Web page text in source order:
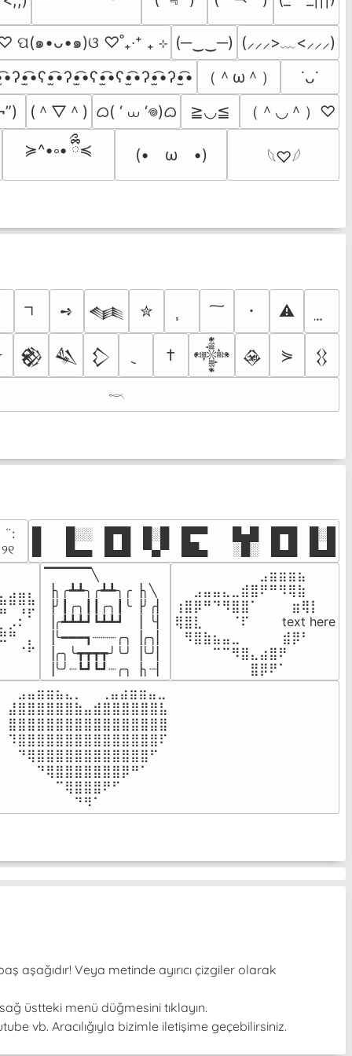
♡ ପ(๑•ᴗ•๑)ଓ ♡˚₊‧⁺ ₊ ⊹ (─‿‿─) (⸝⸝⸝>﹏<⸝⸝⸝)
（＾ω＾）
˙ᴗ˙
(＾▽＾) ᜊ( ‘ ⩊ ‘𖦹)ᜊ ≧◡≦ （＾◡＾）♡
≽^•༚• ྀིྀ≼ (•　ω　•) 𓆩♡𓆪
➺ 𒈝 ✮ ･ ⚠
𒆙 𒈑 𒁷 † 𒀱 𒊲 ⋟ 𒌐
𓎖
¨:⠀
█  █░░ █▀█ █░█ █▀▀  █▄█ █▀█ █░█
█  █▄▄ █▄█ ▀▄▀ ██▄  ░█░ █▄█ █▄█
▔▔▔▔▔╲
▕╮╭┻┻╮╭┻┻╮╭▕╮╲
▕╯┃╭╮┃┃╭╮┃╰▕╯╭▏
▕╭┻┻┻┛┗┻┻┛  ▕  ╰▏
▕╰━━━┓┈┈┈╭╮▕╭╮▏
▕╭╮╰┳┳┳┳╯╰╯▕╰╯▏
▕╰╯┈┗┛┗┛┈╭╮▕╮┈▏
⠀⠀⠀⠀⠀⠀⠀⠀⠀⣠⣶⣶⣶⣦⠀⠀
⠀⠀⣠⣤⣤⣄⣀⣾⣿⠟⠛⠻⢿⣷⠀
⢰⣿⡿⠛⠙⠻⣿⣿⠁⠀⠀ ⠀⣶⢿⡇
⢿⣿⣇⠀⠀⠀⠈⠏⠀⠀⠀ text here
⠀⠻⣿⣷⣦⣤⣀⠀⠀⠀ ⠀⣾⡿⠃⠀
⠀⠀⠀⠀⠉⠉⠻⣿⣄⣴⣿⠟⠀⠀⠀
⠀⠀⠀⠀⠀⠀⠀⠀⣿⡿⠟⠁⠀⠀⠀
⠀⣠⣤⣶⣶⣦⣄⡀  ⠀⢀⣤⣴⣶⣶⣤⣀⠀
⣼⣿⣿⣿⣿⣿⣿⣷⣤⣾⣿⣿⣿⣿⣿⣿⣧
⣿⣿⣿⣿⣿⣿⣿⣿⣿⣿⣿⣿⣿⣿⣿⣿⣿
⠹⣿⣿⣿⣿⣿⣿⣿⣿⣿⣿⣿⣿⣿⣿⣿⠏
⠀⠙⢿⣿⣿⣿⣿⣿⣿⣿⣿⣿⣿⣿⣿⠋⠀
⠀⠀⠀⠙⢿⣿⣿⣿⣿⣿⣿⣿⡿⠛⠁⠀⠀
⠀⠀⠀⠀⠀⠉⢿⣿⣿⣿⠟⠋⠀⠀⠀⠀⠀
⠀⠀⠀⠀⠀⠀⠀⠙⠻⠁⠀⠀⠀⠀⠀⠀⠀⠀⠀⠀⠀⠀⠀
aşağıdır! Veya metinde ayırıcı çizgiler olarak
üstteki menü düğmesini tıklayın.
vb. Aracılığıyla bizimle iletişime geçebilirsiniz.